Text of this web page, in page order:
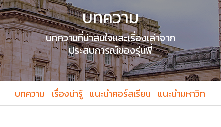
บทความ
บทความที่น่าสนใจและเรื่องเล่าจาก
ประสบการณ์ของรุ่นพี่
บทความ เรื่องน่ารู้ แนะนำคอร์สเรียน แนะนำมหาวิทยา